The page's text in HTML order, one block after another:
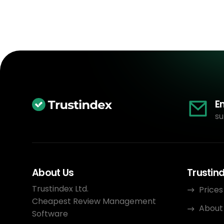
About Us
Trustindex Ltd.
Cheapest Review Management
Software
Prices
About